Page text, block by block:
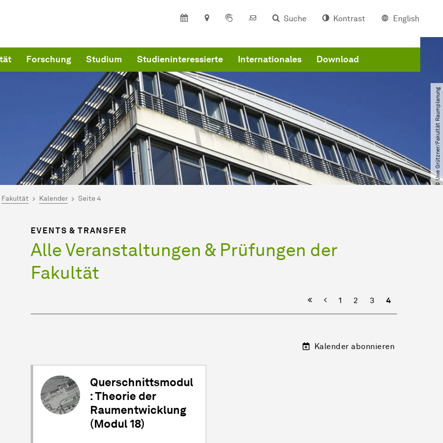
Suche Kontrast English
Forschung Studium Studieninteressierte Internationales Download
© Uwe Grützner​/​Fakultät Raumplanung
hier:
Fakultät Kalender Seite 4
EVENTS & TRANSFER
AlleVer­an­stal­tun­gen & Prüfungen der
Fakultät
Vorherige
1 2 3 4
Kalender abonnieren
Querschnittsmodul
: Theorie der
Raumentwicklung
(Modul 18)